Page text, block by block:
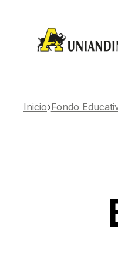
Inicio Fondo